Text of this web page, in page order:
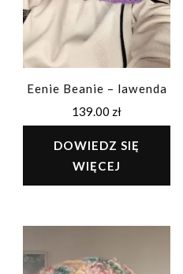
Eenie Beanie – lawenda
139.00 zł
DOWIEDZ SIĘ
WIĘCEJ